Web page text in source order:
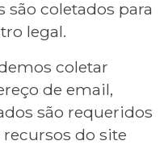
são coletados para
legal.
coletar
de email,
são requeridos
do site